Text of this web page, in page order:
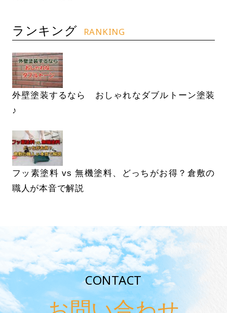
ランキング RANKING
外壁塗装するなら おしゃれなダブルトーン塗装
♪
フッ素塗料 vs 無機塗料、どっちがお得？倉敷の
職人が本音で解説
CONTACT